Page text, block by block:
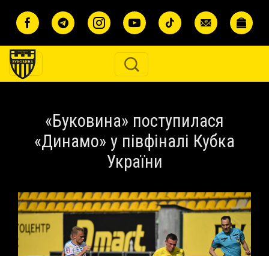
«Буковина» поступилася
«Динамо» у півфіналі Кубка
України